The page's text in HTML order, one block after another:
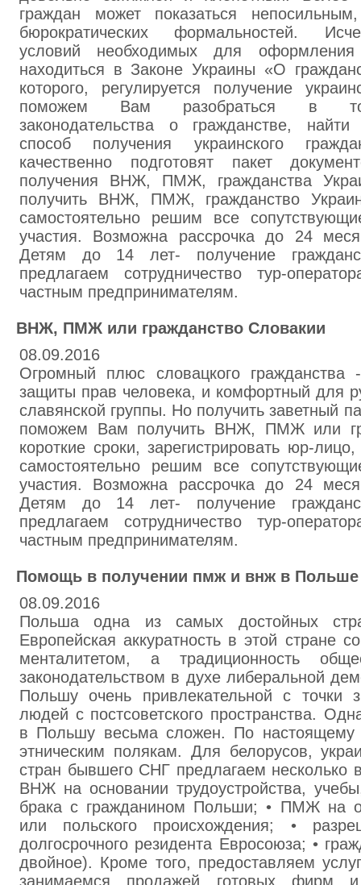
граждан может показаться
бюрократических формальностей.
условий необходимых для оформления
находиться в Законе Украины «О
которого, регулируется получение
поможем Вам разобраться в
законодательства о гражданстве,
способ получения украинского
качественно подготовят пакет
получения ВНЖ, ПМЖ, гражданства
получить ВНЖ, ПМЖ, гражданство
самостоятельно решим все
участия. Возможна рассрочка до 24
Детям до 14 лет- получение
предлагаем сотрудничество тур-
частным предпринимателям.
ВНЖ, ПМЖ или гражданство Словакии
08.09.2016
Огромный плюс словацкого гражданства
защиты прав человека, и комфортный для
славянской группы. Но получить заветный
поможем Вам получить ВНЖ, ПМЖ или
короткие сроки, зарегистрировать юр-
самостоятельно решим все
участия. Возможна рассрочка до 24
Детям до 14 лет- получение
предлагаем сотрудничество тур-
частным предпринимателям.
Помощь в получении пмж и внж в Польше
08.09.2016
Польша одна из самых достойных
Европейская аккуратность в этой стране
менталитетом, а традиционность
законодательством в духе либеральной
Польшу очень привлекательной с точки
людей с постсоветского пространства.
в Польшу весьма сложен. По
этническим полякам. Для белорусов,
стран бывшего СНГ предлагаем несколько
ВНЖ на основании трудоустройства,
брака с гражданином Польши; • ПМЖ на
или польского происхождения; •
долгосрочного резидента Евросоюза; •
двойное). Кроме того, предоставляем
занимаемся продажей готовых фирм и